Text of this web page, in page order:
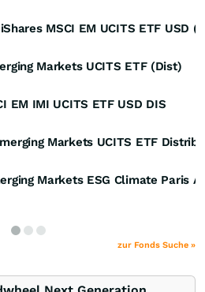
MSCI EM UCITS ETF USD
Markets UCITS ETF (Dist)
EM IMI UCITS ETF USD DIS
Markets UCITS ETF
Markets ESG Climate Paris
zur Fonds Suche »